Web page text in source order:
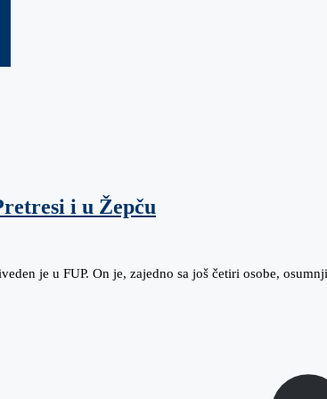
i u Žepču
je u FUP. On je, zajedno sa još četiri osobe,